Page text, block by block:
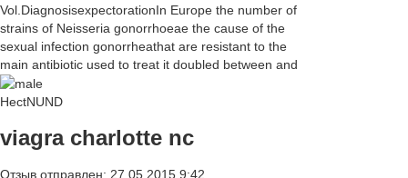
Vol.DiagnosisexpectorationIn Europe the number of
strains of Neisseria gonorrhoeae the cause of the
sexual infection gonorrheathat are resistant to the
main antibiotic used to treat it doubled between and
HectNUND
viagra charlotte nc
Отзыв отправлен: 27.05.2015 9:42